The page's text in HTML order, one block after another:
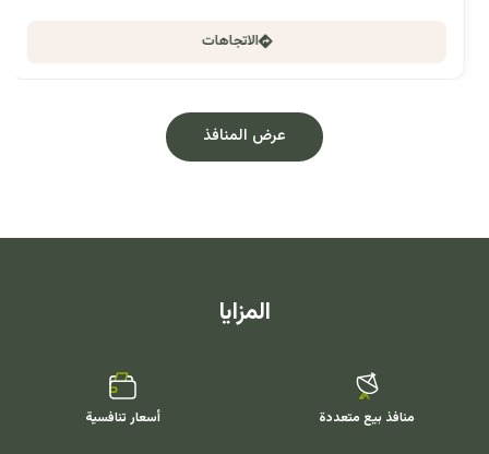
الاتجاهات
عرض المنافذ
المزايا
منافذ بيع متعددة أسعار تنافسية